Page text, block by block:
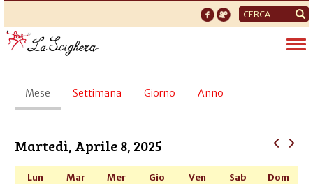
Form
di
ricerca
Schede
primarie
Mese (scheda
attiva)
Settimana Giorno Anno
Martedì, Aprile 8, 2025
Lun Mar Mer Gio Ven Sab Dom